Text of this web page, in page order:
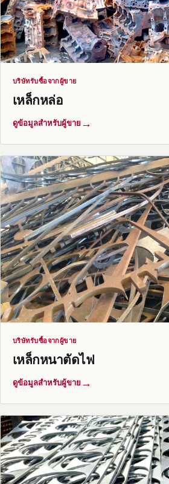
บริษัทรับซื้อจากผู้ขาย
เหล็กหล่อ
ดูข้อมูลสำหรับผู้ขาย →
บริษัทรับซื้อจากผู้ขาย
เหล็กหนาตัดไฟ
ดูข้อมูลสำหรับผู้ขาย →